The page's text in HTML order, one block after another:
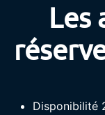
Les
Disponibilité